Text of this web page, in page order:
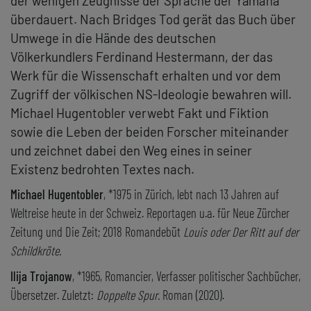
überdauert. Nach Bridges Tod gerät das Buch über
Umwege in die Hände des deutschen
Völkerkundlers Ferdinand Hestermann, der das
Werk für die Wissenschaft erhalten und vor dem
Zugriff der völkischen NS-Ideologie bewahren will.
Michael Hugentobler verwebt Fakt und Fiktion
sowie die Leben der beiden Forscher miteinander
und zeichnet dabei den Weg eines in seiner
Existenz bedrohten Textes nach.
Michael Hugentobler, *1975 in Zürich, lebt nach 13 Jahren auf
Weltreise heute in der Schweiz. Reportagen u.a. für Neue Zürcher
Zeitung und Die Zeit; 2018 Romandebüt Louis oder Der Ritt auf der
Schildkröte.
Ilija Trojanow, *1965, Romancier, Verfasser politischer Sachbücher,
Übersetzer. Zuletzt: Doppelte Spur. Roman (2020).